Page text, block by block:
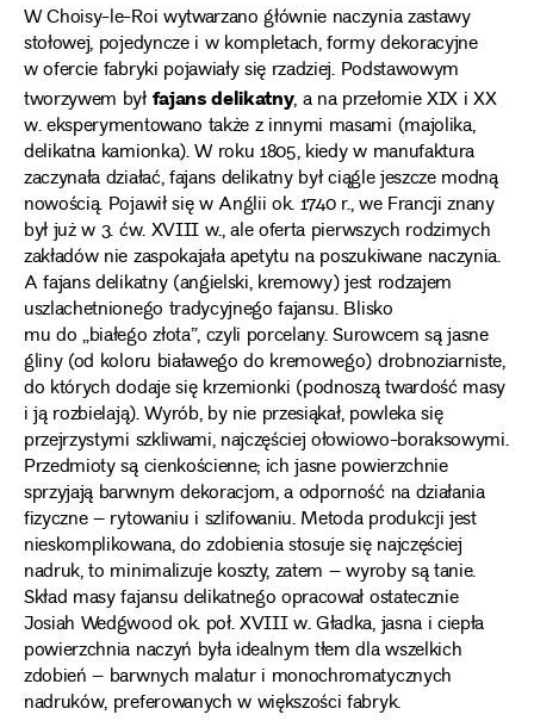
W Choisy-le-Roi wytwarzano głównie naczynia zastawy
stołowej, pojedyncze i w kompletach, formy dekoracyjne
w ofercie fabryki pojawiały się rzadziej. Podstawowym
tworzywem byłfajans delikatny, a na przełomie XIX i XX
w. eksperymentowano także z innymi masami (majolika,
delikatna kamionka). W roku 1805, kiedy w manufaktura
zaczynała działać, fajans delikatny był ciągle jeszcze modną
nowością. Pojawił się w Anglii ok. 1740 r., we Francji znany
był już w 3. ćw. XVIII w., ale oferta pierwszych rodzimych
zakładów nie zaspokajała apetytu na poszukiwane naczynia.
A fajans delikatny (angielski, kremowy) jest rodzajem
uszlachetnionego tradycyjnego fajansu. Blisko
mu do „białego złota”, czyli porcelany. Surowcem są jasne
gliny (od koloru białawego do kremowego) drobnoziarniste,
do których dodaje się krzemionki (podnoszą twardość masy
i ją rozbielają). Wyrób, by nie przesiąkał, powleka się
przejrzystymi szkliwami, najczęściej ołowiowo-boraksowymi.
Przedmioty są cienkościenne; ich jasne powierzchnie
sprzyjają barwnym dekoracjom, a odporność na działania
fizyczne – rytowaniu i szlifowaniu. Metoda produkcji jest
nieskomplikowana, do zdobienia stosuje się najczęściej
nadruk, to minimalizuje koszty, zatem – wyroby są tanie.
Skład masy fajansu delikatnego opracował ostatecznie
Josiah Wedgwood ok. poł. XVIII w. Gładka, jasna i ciepła
powierzchnia naczyń była idealnym tłem dla wszelkich
zdobień – barwnych malatur i monochromatycznych
nadruków, preferowanych w większości fabryk.